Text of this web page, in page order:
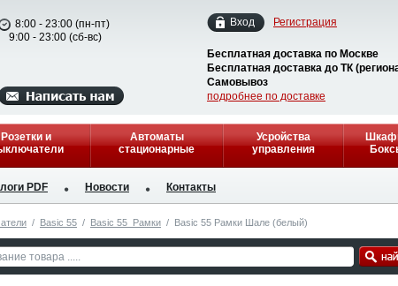
Вход Регистрация
Бесплатная доставка по Москве
Бесплатная доставка до ТК
Самовывоз
подробнее по доставке
8:00 - 23:00 (пн-пт)
9:00 - 23:00 (сб-вс)
Розетки и
Автоматы
стационарные
Усройства
управления
PDF Новости Контакты
/ Basic 55 / Basic 55_Рамки / Basic 55 Рамки Шале (белый)